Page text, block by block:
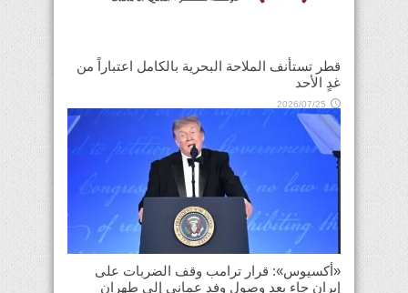
قطر تستأنف الملاحة البحرية بالكامل اعتباراً من
غدٍ الأحد
2026/07/25
«أكسيوس»: قرار ترامب وقف الضربات على
إيران جاء بعد وصول وفد عماني إلى طهران